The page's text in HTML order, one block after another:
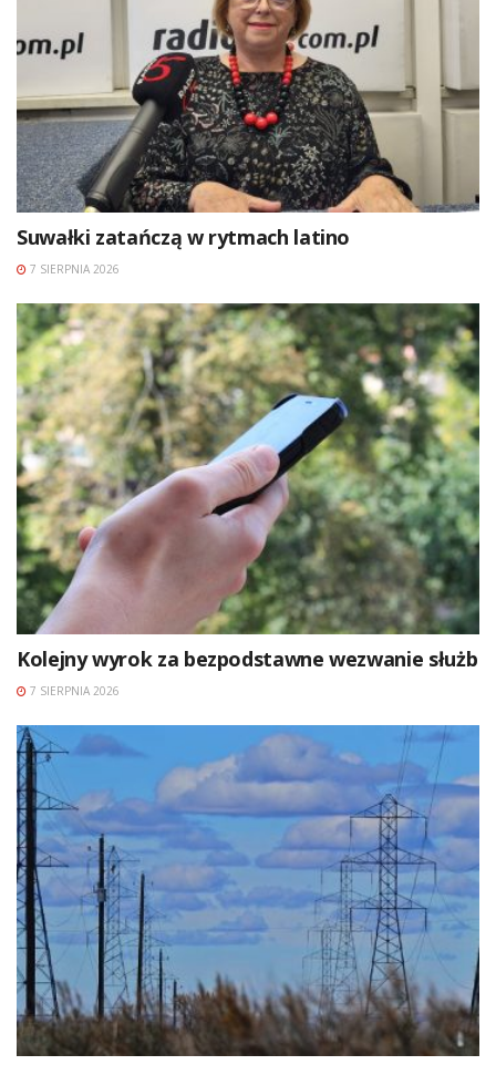
Suwałki zatańczą w rytmach latino
7 SIERPNIA 2026
Kolejny wyrok za bezpodstawne wezwanie służb
7 SIERPNIA 2026